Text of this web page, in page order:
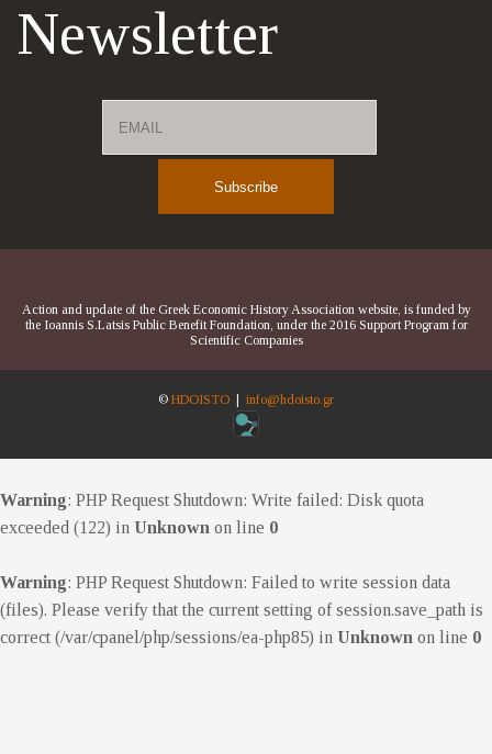
Newsletter
Action and update of the Greek Economic History Association website, is funded by
the Ioannis S.Latsis Public Benefit Foundation, under the 2016 Support Program for
Scientific Companies
© HDOISTO info@hdoisto.gr
Warning: PHP Request Shutdown: Write failed: Disk quota
exceeded (122) in Unknown on line 0
Warning: PHP Request Shutdown: Failed to write session data
(files). Please verify that the current setting of session.save_path is
correct (/var/cpanel/php/sessions/ea-php85) in Unknown on line 0